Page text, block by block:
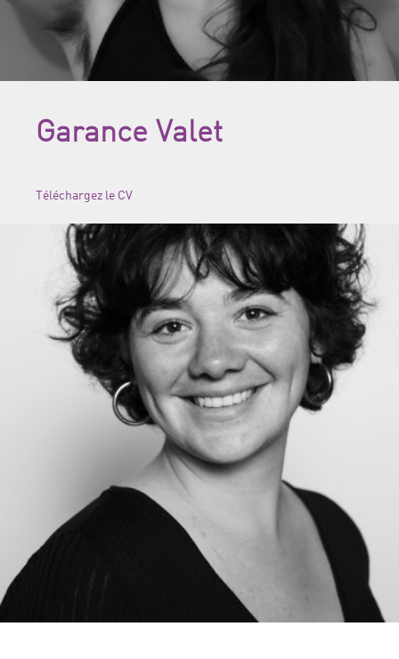
Garance Valet
Téléchargez le CV